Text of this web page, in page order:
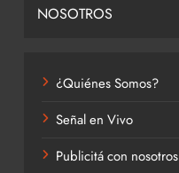
NOSOTROS
¿Quiénes Somos?
Señal en Vivo
Publicitá con nosotros